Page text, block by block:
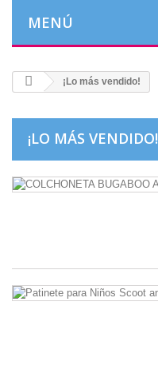
MENÚ
¡Lo más vendido!
¡LO MÁS VENDIDO!